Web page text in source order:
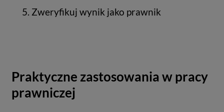
Zweryfikuj wynik jako prawnik
Praktyczne zastosowania w pracy
prawniczej